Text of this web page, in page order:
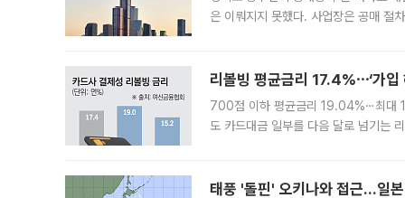
은 이뤄지지 못했다. 사업장은 공매
리볼빙 평균금리 17.4%⋯‘가입
700점 이하 평균금리 19.04%⋯최대
도 카드대금 일부를 다음 달로 넘기는
태풍 '돌핀' 오키나와 접근…일